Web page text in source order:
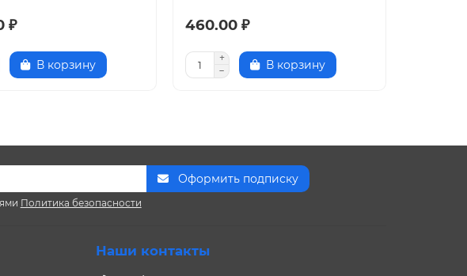
₽
В корзину
460.00 ₽
В корзину
Оформить подписку
Политика безопасности
Наши контакты